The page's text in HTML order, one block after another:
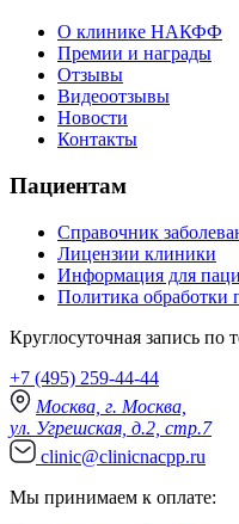
О клинике НАКФФ
Премии и награды
Отзывы
Видеоотзывы
Новости
Контакты
Пациентам
Справочник
Лицензии клиники
Информация для
Политика обработки
Круглосуточная запись по
+7 (495) 259-44-44
Москва, г. Москва,
ул. Угрешская, д.2, стр.7
clinic@clinicnacpp.ru
Мы принимаем к оплате: